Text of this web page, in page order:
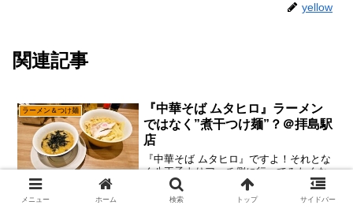
yellow
関連記事
ラーメン＆つけ麺
『中華そば ムタヒロ』ラーメン
ではなく”煮干つけ麺”？＠拝島駅
店
『中華そば ムタヒロ』ですよ！それとな
く八王子よりアッチ側に行ってみたくな
ったので、なんとなく拝島駅ら辺まで来
てみたりして？いや、そこは普通に福生
メニュー ホーム 検索 トップ サイドバー